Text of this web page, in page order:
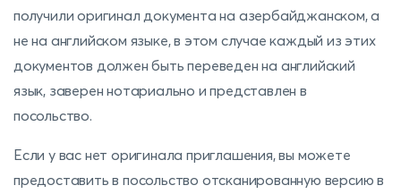
получили оригинал документа на азербайджанском, а
не на английском языке, в этом случае каждый из этих
документов должен быть переведен на английский
язык, заверен нотариально и представлен в
посольство.
Если у вас нет оригинала приглашения, вы можете
предоставить в посольство отсканированную версию в